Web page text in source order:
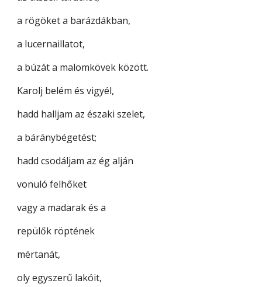
a rögöket a barázdákban,
a lucernaillatot,
a búzát a malomkövek között.
Karolj belém és vigyél,
hadd halljam az északi szelet,
a báránybégetést;
hadd csodáljam az ég alján
vonuló felhőket
vagy a madarak és a
repülők röptének
mértanát,
oly egyszerű lakóit,